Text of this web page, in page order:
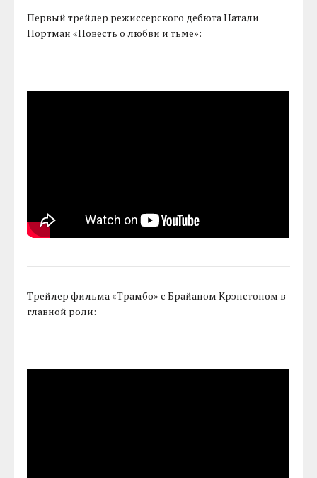
Первый трейлер режиссерского дебюта Натали
Портман «Повесть о любви и тьме»:
Трейлер фильма «Трамбо» с Брайаном Крэнстоном в
главной роли: